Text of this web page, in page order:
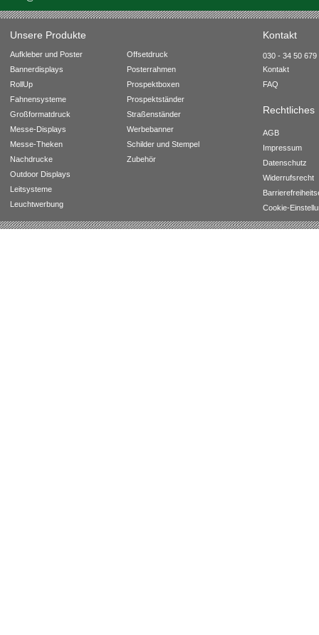
Unsere Produkte Kontakt
Aufkleber und Poster
Bannerdisplays
RollUp
Fahnensysteme
Großformatdruck
Messe-Displays
Messe-Theken
Nachdrucke
Outdoor Displays
Leitsysteme
Leuchtwerbung
Offsetdruck
Posterrahmen
Prospektboxen
Prospektständer
Straßenständer
Werbebanner
Schilder und Stempel
Zubehör
030 - 34 50 679
Kontakt
FAQ
Rechtliches
AGB
Impressum
Datenschutz
Widerrufsrecht
Cookie-